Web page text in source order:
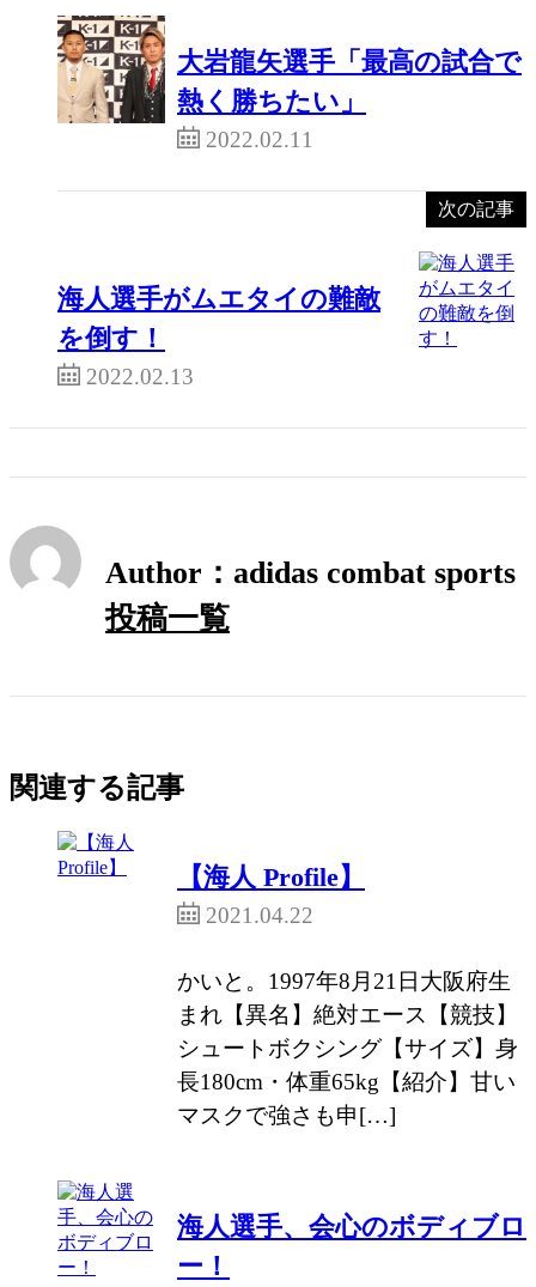
大岩龍矢選手「最高の試合で
熱く勝ちたい」
2022.02.11
次の記事
海人選手がムエタイの難敵
を倒す！
2022.02.13
Author：adidas combat sports
投稿一覧
関連する記事
【海人 Profile】
2021.04.22
かいと。1997年8月21日大阪府生
まれ【異名】絶対エース【競技】
シュートボクシング【サイズ】身
長180cm・体重65kg【紹介】甘い
マスクで強さも申[…]
海人選手、会心のボディブロ
ー！